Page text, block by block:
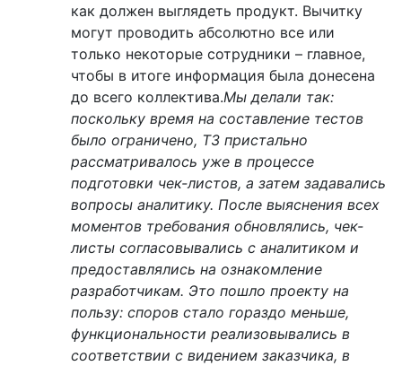
как должен выглядеть продукт. Вычитку
могут проводить абсолютно все или
только некоторые сотрудники – главное,
чтобы в итоге информация была донесена
до всего коллектива.Мы делали так:
поскольку время на составление тестов
было ограничено, ТЗ пристально
рассматривалось уже в процессе
подготовки чек-листов, а затем задавались
вопросы аналитику. После выяснения всех
моментов требования обновлялись, чек-
листы согласовывались с аналитиком и
предоставлялись на ознакомление
разработчикам. Это пошло проекту на
пользу: споров стало гораздо меньше,
функциональности реализовывались в
соответствии с видением заказчика, в